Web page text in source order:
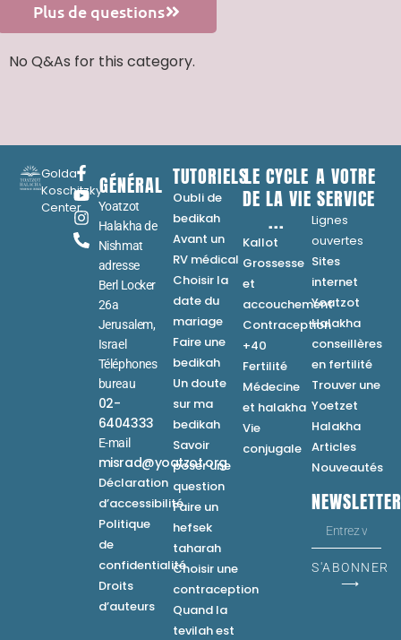
Plus de questions
No Q&As for this category.
Golda
Koschitzky
Center
GÉNÉRAL
Yoatzot
Halakha de
Nishmat
adresse
Berl Locker
26a
Jerusalem,
Israel
Téléphones
bureau
02-
6404333
E-mail
misrad@yoatzot.org
Déclaration
d’accessibilité
Politique
de
confidentialité
Droits
d’auteurs
TUTORIELS
Oubli de
bedikah
Avant un
RV médical
Choisir la
date du
mariage
Faire une
bedikah
Un doute
sur ma
bedikah
Savoir
poser une
question
Faire un
hefsek
taharah
Choisir une
contraception
Quand la
tevilah est
LE CYCLE
DE LA VIE
...
Kallot
Grossesse
et
accouchement
Contraception
+40
Fertilité
Médecine
et halakha
Vie
conjugale
A VOTRE
SERVICE
Lignes
ouvertes
Sites
internet
Yoatzot
Halakha
conseillères
en fertilité
Trouver une
Yoetzet
Halakha
Articles
Nouveautés
S'ABONNER
⟶